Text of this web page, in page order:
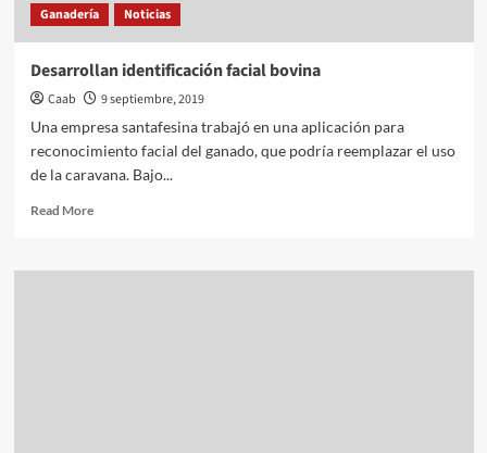
Ganadería Noticias
Desarrollan identificación facial bovina
Caab
9 septiembre, 2019
Una empresa santafesina trabajó en una aplicación para
reconocimiento facial del ganado, que podría reemplazar el uso
de la caravana. Bajo...
Read MoreRead
Desarrollan